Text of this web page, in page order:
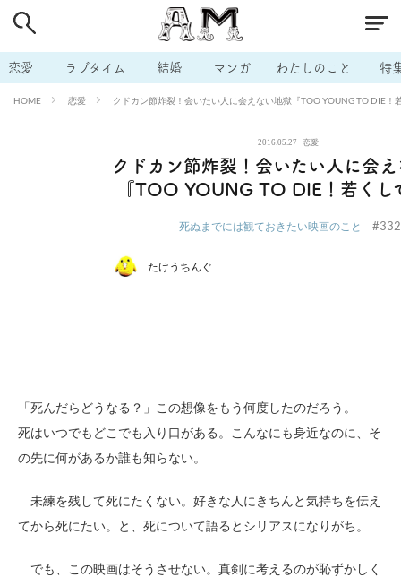
恋愛 ラブタイム 結婚 マンガ わたしのこと 特
HOME 恋愛 クドカン節炸裂！会いたい人に会えない地獄『TOO YOUNG TO DIE！
2016.05.27 恋愛
クドカン節炸裂！会いたい人に会
『TOO YOUNG TO DIE！若くし
死ぬまでには観ておきたい映画のこと #332
たけうちんぐ
「死んだらどうなる？」この想像をもう何度したのだろう。
死はいつでもどこでも入り口がある。こんなにも身近なのに、そ
の先に何があるか誰も知らない。
未練を残して死にたくない。好きな人にきちんと気持ちを伝え
てから死にたい。と、死について語るとシリアスになりがち。
でも、この映画はそうさせない。真剣に考えるのが恥ずかしく
# 男の本音 # セフレ # 不倫
# 出会う方法 # マッチングアプリ # ラブグッズ # 体の相